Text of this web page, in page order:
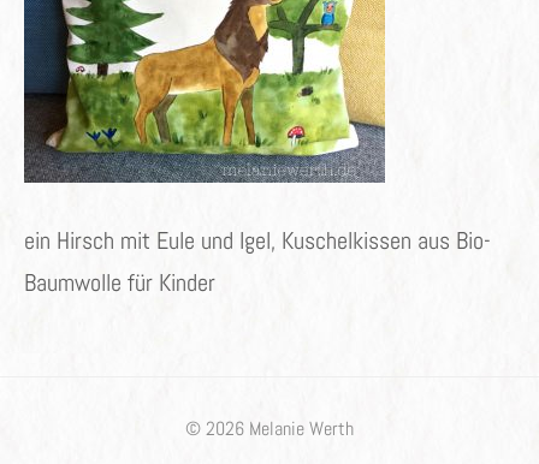
ein Hirsch mit Eule und Igel, Kuschelkissen aus Bio-
Baumwolle für Kinder
© 2026 Melanie Werth